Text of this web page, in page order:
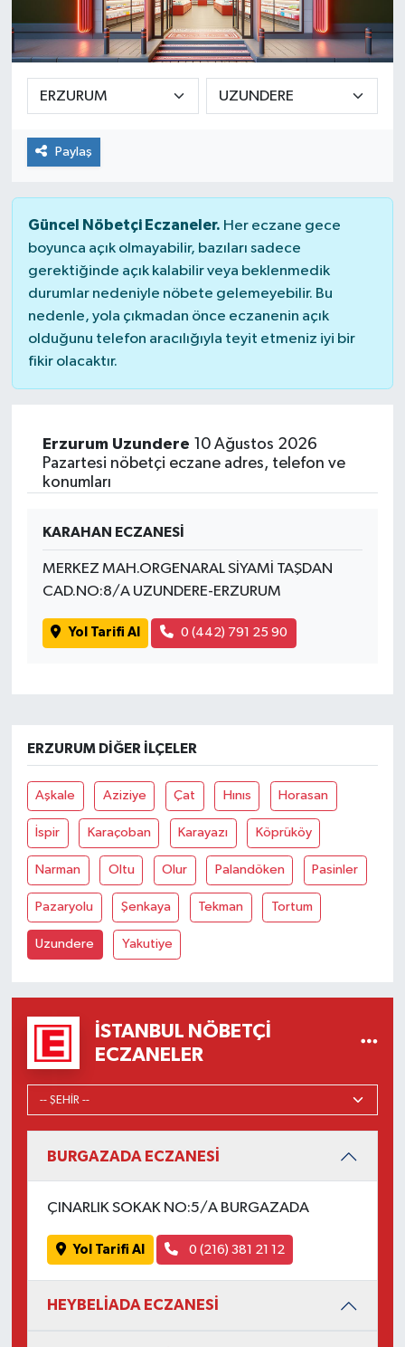
Paylaş
Güncel Nöbetçi Eczaneler. Her eczane gece
boyunca açık olmayabilir, bazıları sadece
gerektiğinde açık kalabilir veya beklenmedik
durumlar nedeniyle nöbete gelemeyebilir. Bu
nedenle, yola çıkmadan önce eczanenin açık
olduğunu telefon aracılığıyla teyit etmeniz iyi bir
fikir olacaktır.
Erzurum Uzundere 10 Ağustos 2026
Pazartesi nöbetçi eczane adres, telefon ve
konumları
KARAHAN ECZANESİ
MERKEZ MAH.ORGENARAL SİYAMİ TAŞDAN
CAD.NO:8/A UZUNDERE-ERZURUM
Yol Tarifi Al 0 (442) 791 25 90
ERZURUM DIĞER İLÇELER
Aşkale Aziziye Çat Hınıs Horasan
İspir Karaçoban Karayazı Köprüköy
Narman Oltu Olur Palandöken Pasinler
Pazaryolu Şenkaya Tekman Tortum
Uzundere Yakutiye
İSTANBUL NÖBETÇI
ECZANELER
BURGAZADA ECZANESİ
ÇINARLIK SOKAK NO:5/A BURGAZADA
Yol Tarifi Al 0 (216) 381 21 12
HEYBELİADA ECZANESİ
Yaşam